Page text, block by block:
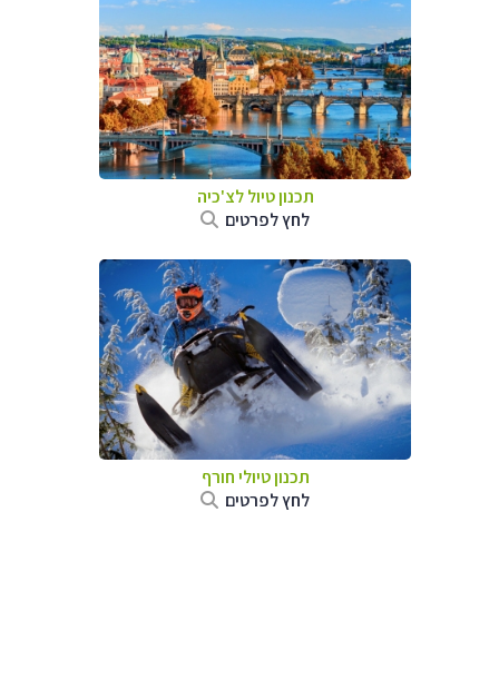
תכנון טיול לצ'כיה
לחץ לפרטים
תכנון טיולי חורף
לחץ לפרטים